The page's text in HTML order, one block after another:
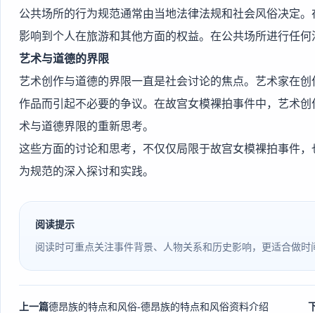
公共场所的行为规范通常由当地法律法规和社会风俗决定
影响到个人在旅游和其他方面的权益。在公共场所进行任
艺术与道德的界限
艺术创作与道德的界限一直是社会讨论的焦点。艺术家在
作品而引起不必要的争议。在故宫女模裸拍事件中，艺术
术与道德界限的重新思考。
这些方面的讨论和思考，不仅仅局限于故宫女模裸拍事件
为规范的深入探讨和实践。
阅读提示
阅读时可重点关注事件背景、人物关系和历史影响，更适合做时
上一篇德昂族的特点和风俗-德昂族的特点和风俗资料介绍